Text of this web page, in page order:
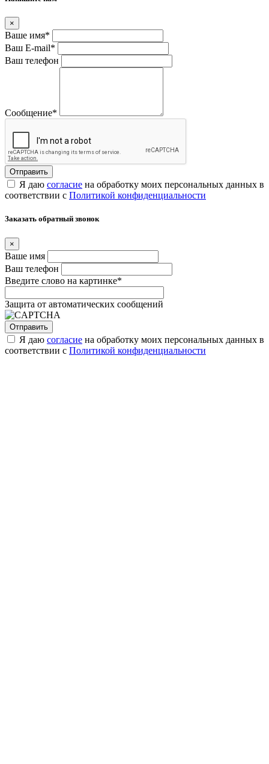
×
Ваше имя*
Ваш E-mail*
Ваш телефон
Сообщение*
Я даю согласие на обработку моих персональных данных в
соответствии с Политикой конфиденциальности
Заказать обратный звонок
×
Ваше имя
Ваш телефон
Введите слово на картинке*
Защита от автоматических сообщений
Я даю согласие на обработку моих персональных данных в
соответствии с Политикой конфиденциальности